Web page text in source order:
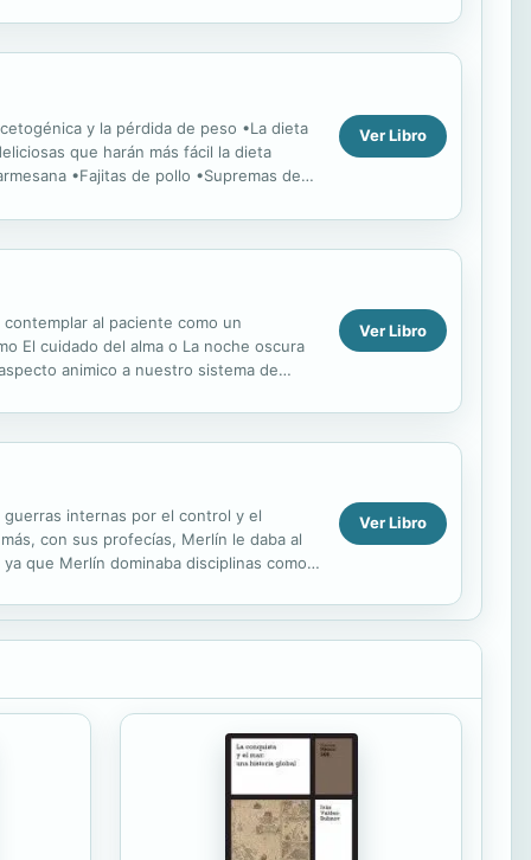
y la pérdida de peso •La dieta
que harán más fácil la dieta
•Fajitas de pollo •Supremas de
Ver Libro
al paciente como un
El cuidado del alma o La noche oscura
animico a nuestro sistema de
Ver Libro
guerras internas por el control y el
con sus profecías, Merlín le daba al
que Merlín dominaba disciplinas como
Ver Libro